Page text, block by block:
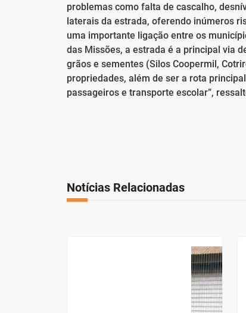
problemas como falta de cascalho,
laterais da estrada, oferendo inúmeros
uma importante ligação entre os
das Missões, a estrada é a principal via
grãos e sementes (Silos Coopermil,
propriedades, além de ser a rota
passageiros e transporte escolar”,
Notícias Relacionadas